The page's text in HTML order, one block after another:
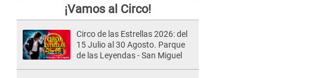
¡Vamos al Circo!
Circo de las Estrellas 2026: del
15 Julio al 30 Agosto. Parque
de las Leyendas - San Miguel